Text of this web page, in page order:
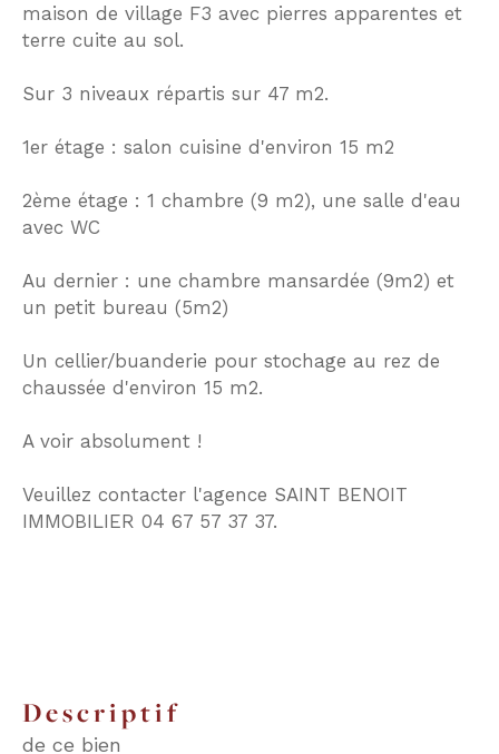
maison de village F3 avec pierres apparentes et
terre cuite au sol.
Sur 3 niveaux répartis sur 47 m2.
1er étage : salon cuisine d'environ 15 m2
2ème étage : 1 chambre (9 m2), une salle d'eau
avec WC
Au dernier : une chambre mansardée (9m2) et
un petit bureau (5m2)
Un cellier/buanderie pour stochage au rez de
chaussée d'environ 15 m2.
A voir absolument !
Veuillez contacter l'agence SAINT BENOIT
IMMOBILIER 04 67 57 37 37.
descriptif
de ce bien